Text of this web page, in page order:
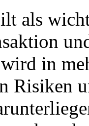
als
in
Risiken